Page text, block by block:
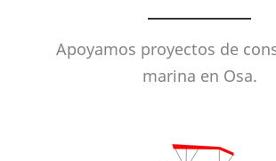
Apoyamos proyectos de
marina en Osa.